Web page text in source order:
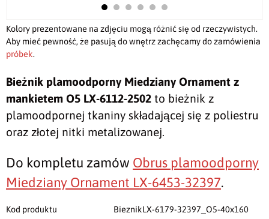
Kolory prezentowane na zdjęciu mogą różnić się od rzeczywistych.
Aby mieć pewność, że pasują do wnętrz zachęcamy do zamówienia
próbek.
Bieżnik plamoodporny Miedziany Ornament z
mankietem O5 LX-6112-2502 to bieżnik z
plamoodpornej tkaniny składającej się z poliestru
oraz złotej nitki metalizowanej.
Do kompletu zamów Obrus plamoodporny
Miedziany Ornament LX-6453-32397.
Kod produktu BieznikLX-6179-32397_O5-40x160